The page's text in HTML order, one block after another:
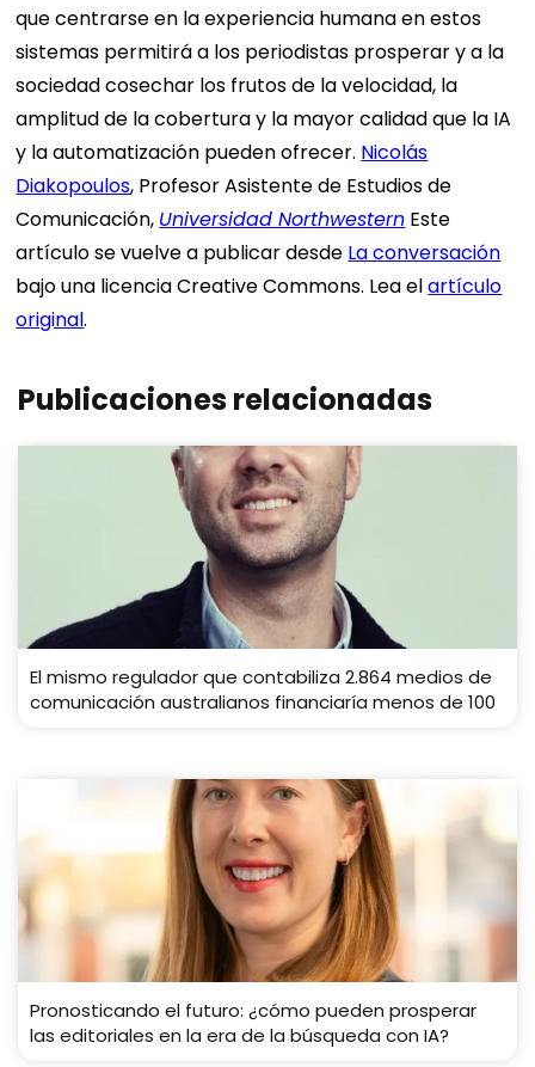
que centrarse en la experiencia humana en estos
sistemas permitirá a los periodistas prosperar y a la
sociedad cosechar los frutos de la velocidad, la
amplitud de la cobertura y la mayor calidad que la IA
y la automatización pueden ofrecer. Nicolás
Diakopoulos, Profesor Asistente de Estudios de
Comunicación, Universidad Northwestern Este
artículo se vuelve a publicar desde La conversación
bajo una licencia Creative Commons. Lea elartículo
original.
Publicaciones relacionadas
El mismo regulador que contabiliza 2.864 medios de
comunicación australianos financiaría menos de 100
Pronosticando el futuro: ¿cómo pueden prosperar
las editoriales en la era de la búsqueda con IA?